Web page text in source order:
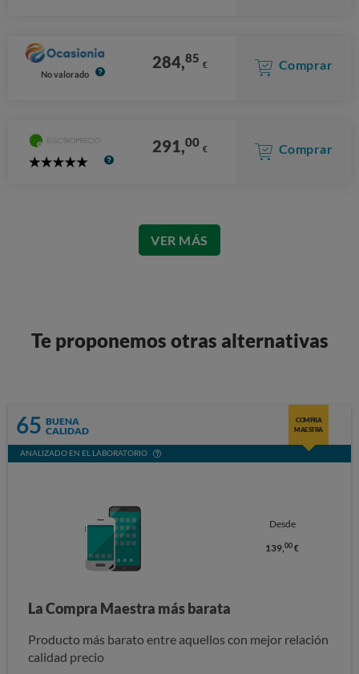
No valorado
284,85 € Comprar
5
291,00 € Comprar
VER MÁS
Te proponemos otras alternativas
65 BUENA
CALIDAD
COMPRA
MAESTRA
ANALIZADO EN EL LABORATORIO
Desde
139,00 €
La Compra Maestra más barata
Producto más barato entre aquellos con mejor relación
calidad precio